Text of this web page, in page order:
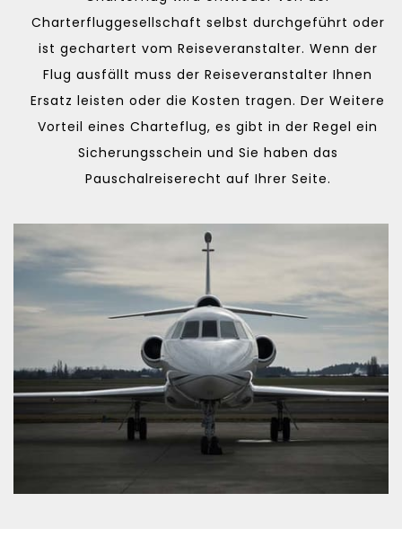
Charterfluggesellschaft selbst durchgeführt oder
ist gechartert vom Reiseveranstalter. Wenn der
Flug ausfällt muss der Reiseveranstalter Ihnen
Ersatz leisten oder die Kosten tragen. Der Weitere
Vorteil eines Charteflug, es gibt in der Regel ein
Sicherungsschein und Sie haben das
Pauschalreiserecht auf Ihrer Seite.